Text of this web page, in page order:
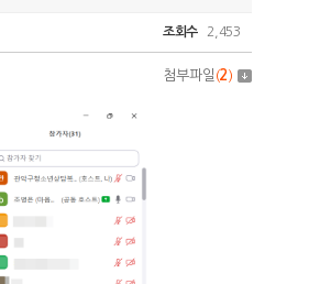
조회수 2,453
첨부파일 (2)